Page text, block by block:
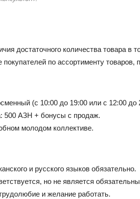
достаточного количества товара в
покупателей по ассортименту
(с 10:00 до 19:00 или с 12:00 до
500 АЗН + бонусы с продаж.
молодом коллективе.
и русского языков обязательно.
но не является
и желание работать.